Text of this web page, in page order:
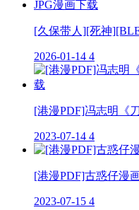
[久保带人][死神
2026-01-14 4
[港漫PDF]冯志明《
2023-07-14 4
[港漫PDF]古惑仔漫
2023-07-15 4